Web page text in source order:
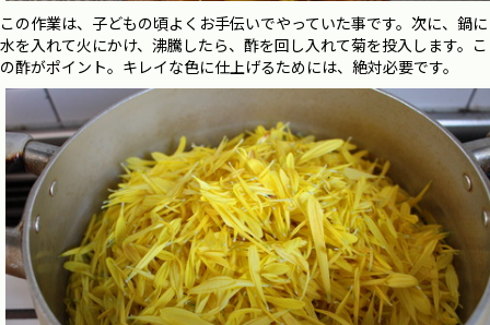
この作業は、子どもの頃よくお手伝いでやっていた事です。次に、鍋に
水を入れて火にかけ、沸騰したら、酢を回し入れて菊を投入します。こ
の酢がポイント。キレイな色に仕上げるためには、絶対必要です。